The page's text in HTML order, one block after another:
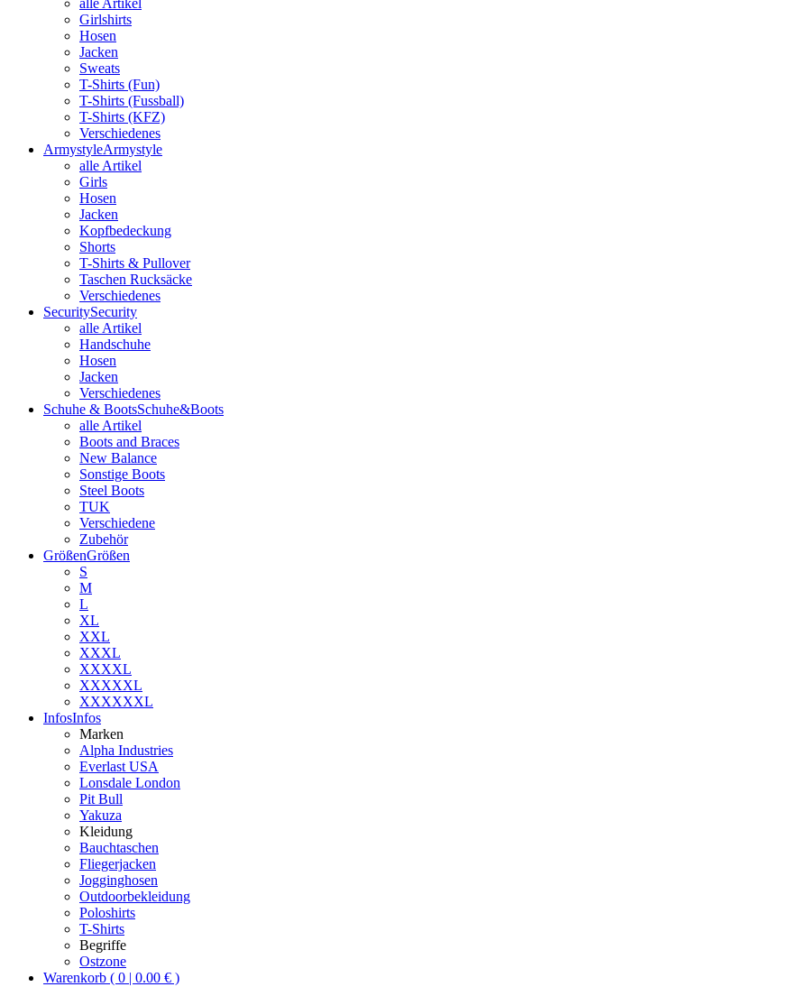
alle Artikel
Girlshirts
Hosen
Jacken
Sweats
T-Shirts (Fun)
T-Shirts (Fussball)
T-Shirts (KFZ)
Verschiedenes
ArmystyleArmystyle
alle Artikel
Girls
Hosen
Jacken
Kopfbedeckung
Shorts
T-Shirts & Pullover
Taschen Rucksäcke
Verschiedenes
SecuritySecurity
alle Artikel
Handschuhe
Hosen
Jacken
Verschiedenes
Schuhe & BootsSchuhe&Boots
alle Artikel
Boots and Braces
New Balance
Sonstige Boots
Steel Boots
TUK
Verschiedene
Zubehör
GrößenGrößen
S
M
L
XL
XXL
XXXL
XXXXL
XXXXXL
XXXXXXL
InfosInfos
Marken
Alpha Industries
Everlast USA
Lonsdale London
Pit Bull
Yakuza
Kleidung
Bauchtaschen
Fliegerjacken
Jogginghosen
Outdoorbekleidung
Poloshirts
T-Shirts
Begriffe
Ostzone
Warenkorb ( 0 | 0.00 € )